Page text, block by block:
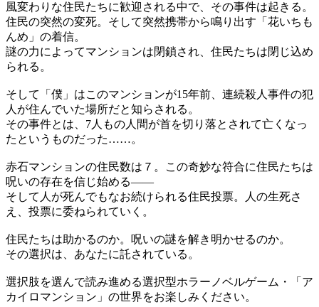
風変わりな住民たちに歓迎される中で、その事件は起きる。
住民の突然の変死。そして突然携帯から鳴り出す「花いちも
んめ」の着信。
謎の力によってマンションは閉鎖され、住民たちは閉じ込め
られる。
そして「僕」はこのマンションが15年前、連続殺人事件の犯
人が住んでいた場所だと知らされる。
その事件とは、7人もの人間が首を切り落とされて亡くなっ
たというものだった……。
赤石マンションの住民数は７。この奇妙な符合に住民たちは
呪いの存在を信じ始める――
そして人が死んでもなお続けられる住民投票。人の生死さ
え、投票に委ねられていく。
住民たちは助かるのか。呪いの謎を解き明かせるのか。
その選択は、あなたに託されている。
選択肢を選んで読み進める選択型ホラーノベルゲーム・「ア
カイロマンション」の世界をお楽しみください。